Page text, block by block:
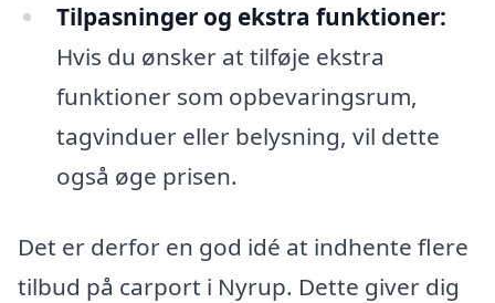
Tilpasninger og ekstra funktioner:
Hvis du ønsker at tilføje ekstra
funktioner som opbevaringsrum,
tagvinduer eller belysning, vil dette
også øge prisen.
Det er derfor en god idé at indhente flere
tilbud på carport i Nyrup. Dette giver dig